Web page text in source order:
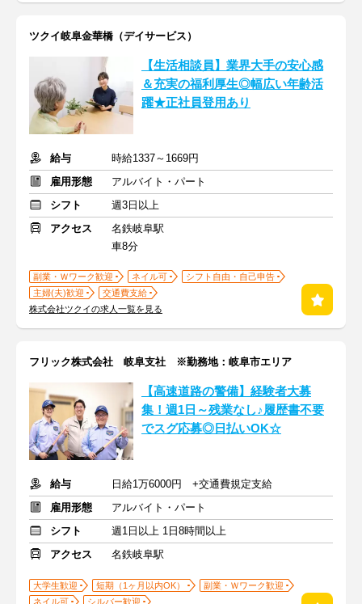
ツクイ岐阜金華橋（デイサービス）
【生活相談員】業界大手の安心感
＆充実の福利厚生◎幅広い年齢活
躍★正社員登用あり
給与
時給1337～1669円
雇用形態
アルバイト・パート
シフト
週3日以上
アクセス
名鉄岐阜駅
車8分
副業・Ｗワーク歓迎 ネイル可
シフト自由・自己申告
主婦(夫)歓迎
交通費支給
株式会社ツクイの求人一覧を見る
フリック株式会社 岐阜支社 ※勤務地：岐阜市エリア
【高速道路の警備】経験者大募
集！週1日～残業なし♪履歴書不要
でスグ応募◎日払いOK☆
給与
日給1万6000円 +交通費規定支給
雇用形態
アルバイト・パート
シフト
週1日以上 1日8時間以上
アクセス
名鉄岐阜駅
大学生歓迎 短期（1ヶ月以内OK）
副業・Ｗワーク歓迎
ネイル可
シルバー歓迎